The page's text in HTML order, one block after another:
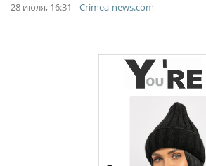
28 июля, 16:31 Crimea-news.com